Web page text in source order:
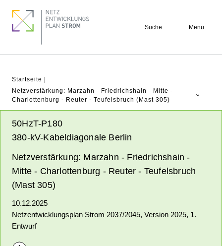
zum
Inhalt
Suche Menü
Pfadnavigation
Startseite
Netzverstärkung: Marzahn - Friedrichshain - Mitte -
Charlottenburg - Reuter - Teufelsbruch (Mast 305)
Archiv
50HzT-P180
380-kV-Kabeldiagonale Berlin
Netzverstärkung: Marzahn - Friedrichshain -
Mitte - Charlottenburg - Reuter - Teufelsbruch
(Mast 305)
10.12.2025
Netzentwicklungsplan Strom 2037/2045, Version 2025, 1.
Entwurf
quick
links